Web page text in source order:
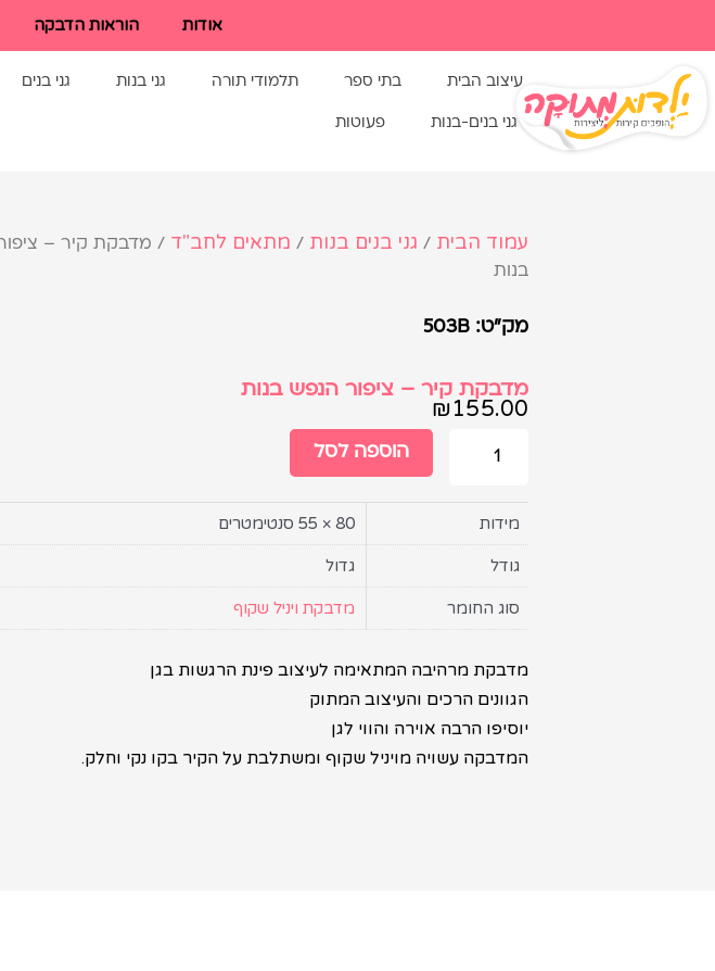
אודות הוראות הדבקה
עיצוב הבית בתי ספר תלמודי תורה גני בנות גני בנים
גני בנים-בנות פעוטות
עמוד הבית / גני בנים בנות / מתאים לחב"ד / מדבקת קיר –
בנות
מק"ט: 503B
מדבקת קיר – ציפור הנפש בנות
₪155.00
הוספה לסל
מידות 80 × 55 סנטימטרים
גודל גדול
סוג החומר מדבקת ויניל שקוף
מדבקת מרהיבה המתאימה לעיצוב פינת הרגשות בגן
הגוונים הרכים והעיצוב המתוק
יוסיפו הרבה אוירה והווי לגן
המדבקה עשויה מויניל שקוף ומשתלבת על הקיר בקו נקי וחלק.